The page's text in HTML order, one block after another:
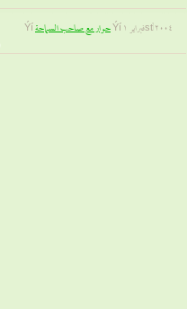
Ýíحوار مع صاحب السماحة Ýí فبراير 1st, 2004